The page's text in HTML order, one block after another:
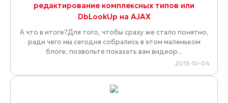
редактирование комплексных типов или
DbLookUp на AJAX
А что в итоге?Для того, чтобы сразу же стало понятно,
ради чего мы сегодня собрались в этом маленьком
блоге, позвольте показать вам видеор...
2013-10-04